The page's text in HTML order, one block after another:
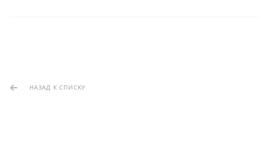
НАЗАД К СПИСКУ